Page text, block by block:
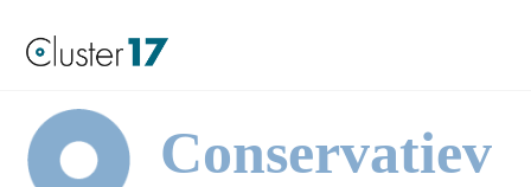
Conservatiev